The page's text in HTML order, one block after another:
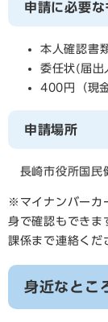
申請に必要な
本人確認書
委任状(届出
400円（現
申請場所
長崎市役所国民
※マイナンバーカ
身で確認もできま
課係まで連絡くだ
身近なとこ